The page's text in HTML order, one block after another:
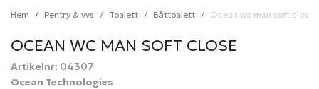
Hem Pentry & vvs Toalett Båttoalett Ocean wc man soft close
OCEAN WC MAN SOFT CLOSE
Artikelnr: 04307
Ocean Technologies